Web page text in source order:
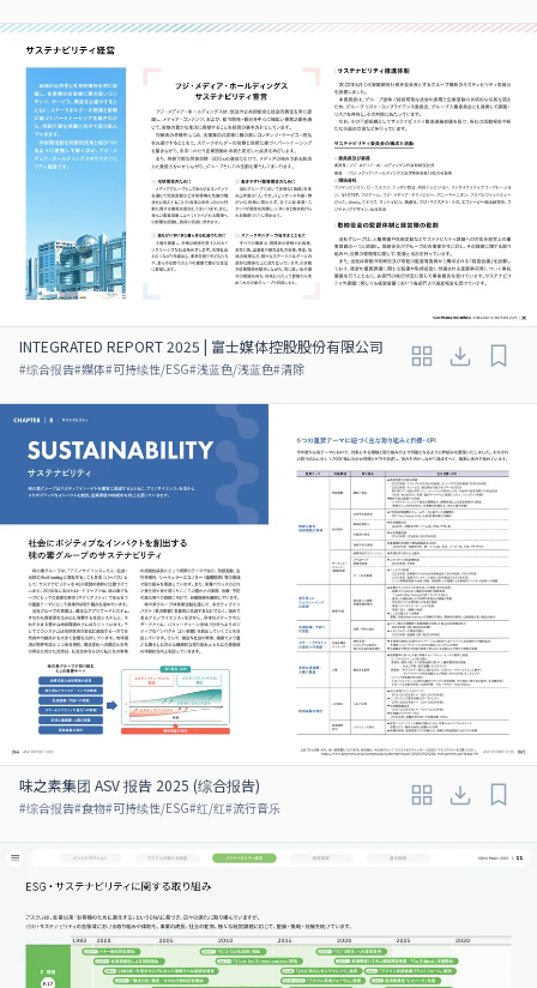
INTEGRATED REPORT 2025 | 富士媒体控股股份有限公司
#综合报告#媒体#可持续性/ESG#浅蓝色/浅蓝色#清除
味之素集团 ASV 报告 2025 (综合报告)
#综合报告#食物#可持续性/ESG#红/红#流行音乐